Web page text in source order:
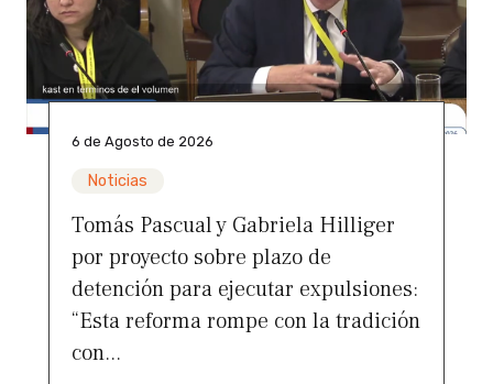
6 de Agosto de 2026
Noticias
Tomás Pascual y Gabriela Hilliger
por proyecto sobre plazo de
detención para ejecutar expulsiones:
“Esta reforma rompe con la tradición
con...